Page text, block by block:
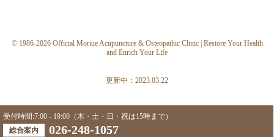
受付時間:7:00 - 19:00（木・土・日・祝は15時まで）
026-248-1057
© 1986-2026 Official Moriue Acupuncture & Osteopathic Clinic | Restore Your Health
and Enrich Your Life
更新中：2023.03.22